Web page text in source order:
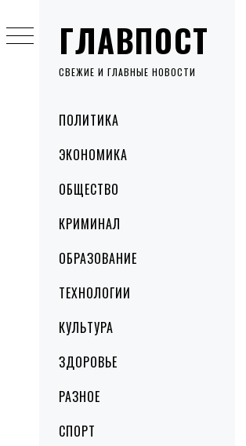
ГЛАВПОСТ
СВЕЖИЕ И ГЛАВНЫЕ НОВОСТИ
MenuПОЛИТИКА
ЭКОНОМИКА
ОБЩЕСТВО
КРИМИНАЛ
ОБРАЗОВАНИЕ
ТЕХНОЛОГИИ
КУЛЬТУРА
ЗДОРОВЬЕ
РАЗНОЕ
СПОРТ
to
content